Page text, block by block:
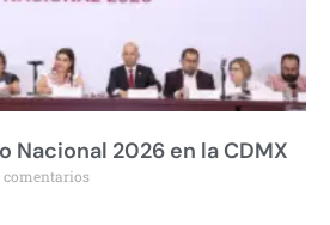
Nacional 2026 en la CDMX
comentarios